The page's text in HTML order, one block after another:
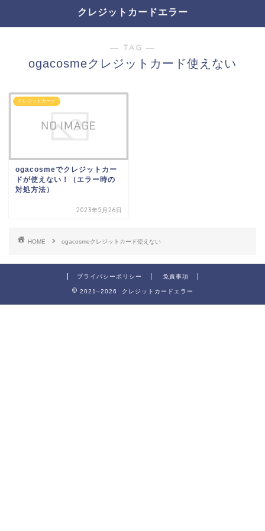
クレジットカードエラー
― TAG ―
ogacosmeクレジットカード使えない
クレジットカード
ogacosmeでクレジットカー
ドが使えない！（エラー時の
対処方法）
2023年5月26日
HOME ogacosmeクレジットカード使えない
プライバシーポリシー 免責事項
2021–2026 クレジットカードエラー